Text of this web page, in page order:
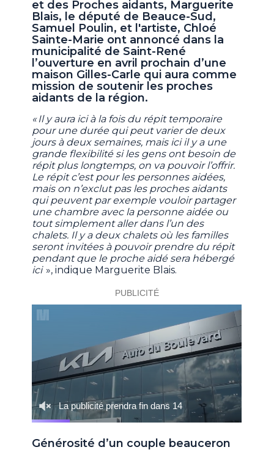
et des Proches aidants, Marguerite
Blais, le député de Beauce-Sud,
Samuel Poulin, et l'artiste, Chloé
Sainte-Marie ont annoncé dans la
municipalité de Saint-René
l’ouverture en avril prochain d’une
maison Gilles-Carle qui aura comme
mission de soutenir les proches
aidants de la région.
« Il y aura ici à la fois du répit temporaire
pour une durée qui peut varier de deux
jours à deux semaines, mais ici il y a une
grande flexibilité si les gens ont besoin de
répit plus longtemps, on va pouvoir l’offrir.
Le répit c’est pour les personnes aidées,
mais on n’exclut pas les proches aidants
qui peuvent par exemple vouloir partager
une chambre avec la personne aidée ou
tout simplement aller dans l’un des
chalets. Il y a deux chalets où les familles
seront invitées à pouvoir prendre du répit
pendant que le proche aidé sera hébergé
ici », indique Marguerite Blais.
Générosité d’un couple beauceron